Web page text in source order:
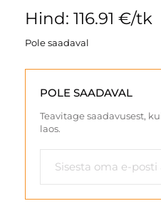
Hind: 116.91 €/tk
Pole saadaval
POLE SAADAVAL
Teavitage saadavusest,
laos.